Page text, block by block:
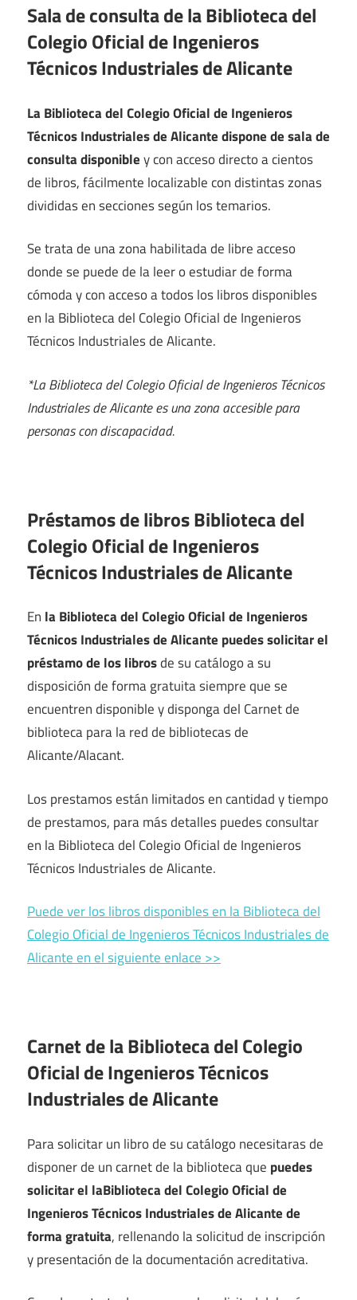
Sala de consulta de la Biblioteca del
Colegio Oficial de Ingenieros
Técnicos Industriales de Alicante
La Biblioteca del Colegio Oficial de Ingenieros
Técnicos Industriales de Alicante dispone de sala de
consulta disponibley con acceso directo a cientos
de libros, fácilmente localizable con distintas zonas
divididas en secciones según los temarios.
Se trata de una zona habilitada de libre acceso
donde se puede de la leer o estudiar de forma
cómoda y con acceso a todos los libros disponibles
en la Biblioteca del Colegio Oficial de Ingenieros
Técnicos Industriales de Alicante.
*La Biblioteca del Colegio Oficial de Ingenieros Técnicos
Industriales de Alicante es una zona accesible para
personas con discapacidad.
Préstamos de libros Biblioteca del
Colegio Oficial de Ingenieros
Técnicos Industriales de Alicante
En la Biblioteca del Colegio Oficial de Ingenieros
Técnicos Industriales de Alicante puedes solicitar el
préstamo de los librosde su catálogo a su
disposición de forma gratuita siempre que se
encuentren disponible y disponga del Carnet de
biblioteca para la red de bibliotecas de
Alicante/Alacant.
Los prestamos están limitados en cantidad y tiempo
de prestamos, para más detalles puedes consultar
en la Biblioteca del Colegio Oficial de Ingenieros
Técnicos Industriales de Alicante.
Puede ver los libros disponibles en la Biblioteca del
Colegio Oficial de Ingenieros Técnicos Industriales de
Alicante en el siguiente enlace >>
Carnet de la Biblioteca del Colegio
Oficial de Ingenieros Técnicos
Industriales de Alicante
Para solicitar un libro de su catálogo necesitaras de
disponer de un carnet de la biblioteca que puedes
solicitar el laBiblioteca del Colegio Oficial de
Ingenieros Técnicos Industriales de Alicante de
forma gratuita, rellenando la solicitud de inscripción
y presentación de la documentación acreditativa.